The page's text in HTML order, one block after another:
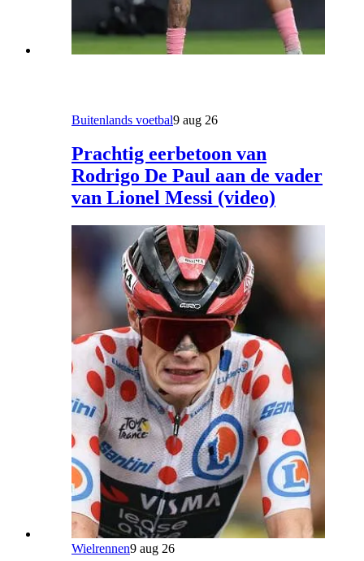
Buitenlands voetbal9 aug 26
Prachtig eerbetoon van
Rodrigo De Paul aan de vader
van Lionel Messi (video)
Wielrennen9 aug 26